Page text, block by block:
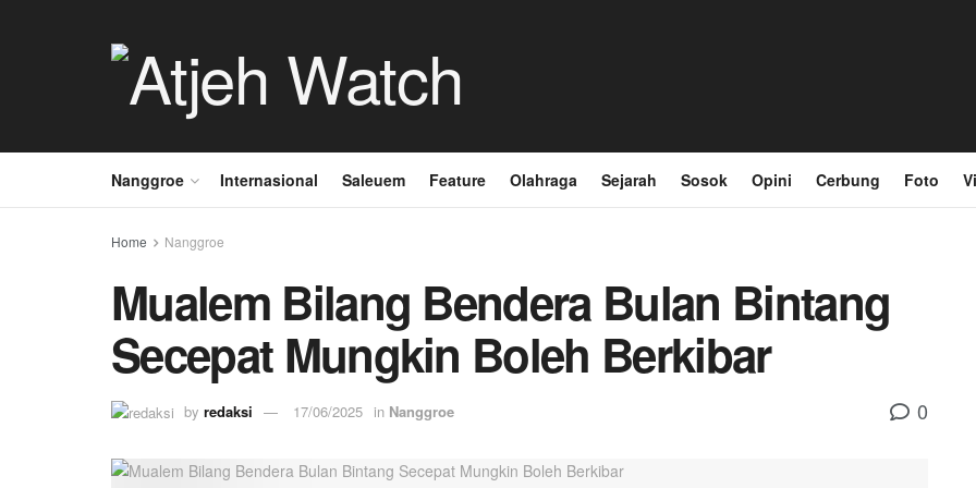
Nanggroe Internasional Saleuem Feature Olahraga Sejarah Sosok Opini Cerbung Foto
Home Nanggroe
Mualem Bilang Bendera Bulan Bintang
Secepat Mungkin Boleh Berkibar
by redaksi 17/06/2025 in Nanggroe 0